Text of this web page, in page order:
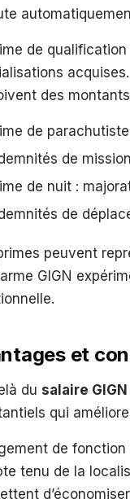
de
des
de
de
de nuit :
de
peuvent
GIGN
et
du salaire GIGN
qui
de
tenu de la